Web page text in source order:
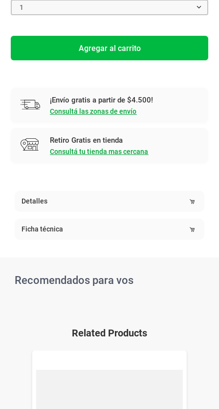
1
Agregar al carrito
¡Envío gratis a partir de $4.500!
Consultá las zonas de envío
Retiro Gratis en tienda
Consultá tu tienda mas cercana
Detalles
Ficha técnica
Recomendados para vos
Related Products